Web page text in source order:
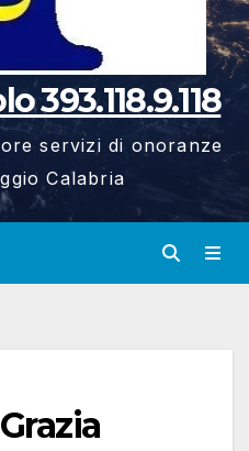
393.118.9.118
servizi di onoranze
Calabria